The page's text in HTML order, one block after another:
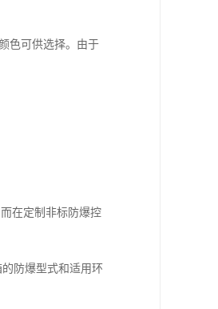
色可供选择。由于
在定制非标防爆控
防爆型式和适用环